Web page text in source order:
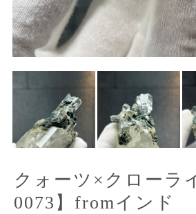
クォーツ×クローラ
0073】fromインド